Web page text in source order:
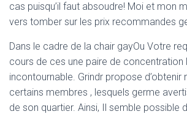
cas puisqu’il faut absoudre! Moi et mon
vers tomber sur les prix recommandes
Dans le cadre de la chair gayOu Votre
cours de ces une paire de concentration
incontournable. Grindr propose d’obtenir
certains membres , lesquels germe
de son quartier. Ainsi, Il semble possible